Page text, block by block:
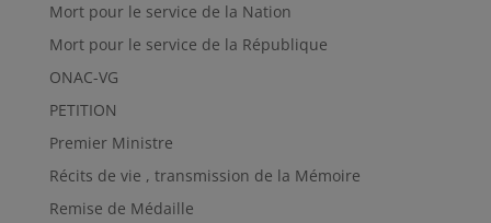
Mort pour le service de la Nation
Mort pour le service de la République
ONAC-VG
PETITION
Premier Ministre
Récits de vie , transmission de la Mémoire
Remise de Médaille